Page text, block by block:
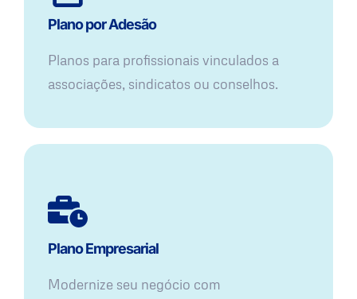
Plano por Adesão
Planos para profissionais vinculados a
associações, sindicatos ou conselhos.
Plano Empresarial
Modernize seu negócio com